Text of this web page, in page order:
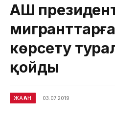
АҚШ
көрсету
қойды
ЖАҺАН 03.07.2019